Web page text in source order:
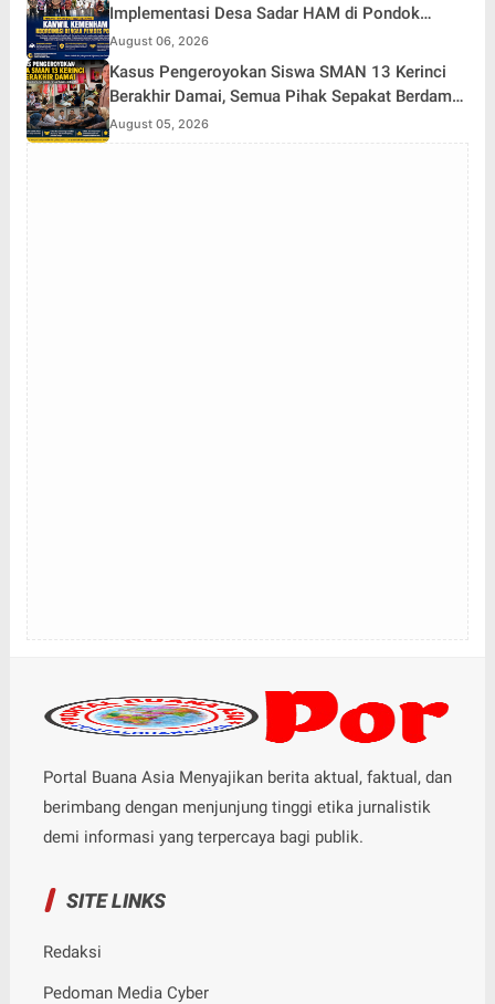
Implementasi Desa Sadar HAM di Pondok
Agung
August 06, 2026
Kasus Pengeroyokan Siswa SMAN 13 Kerinci
Berakhir Damai, Semua Pihak Sepakat Berdamai
dan Perkuat Pembinaan
August 05, 2026
Portal Buana Asia Menyajikan berita aktual, faktual, dan
berimbang dengan menjunjung tinggi etika jurnalistik
demi informasi yang terpercaya bagi publik.
SITE LINKS
Redaksi
Pedoman Media Cyber